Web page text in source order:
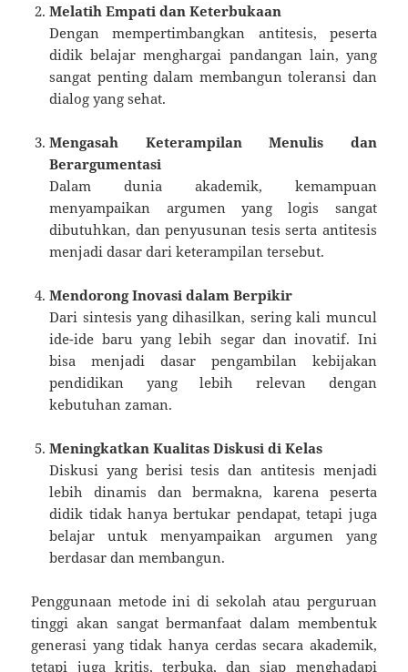
Melatih Empati dan Keterbukaan
Dengan mempertimbangkan antitesis, peserta
didik belajar menghargai pandangan lain, yang
sangat penting dalam membangun toleransi dan
dialog yang sehat.
Mengasah Keterampilan Menulis dan
Berargumentasi
Dalam dunia akademik, kemampuan
menyampaikan argumen yang logis sangat
dibutuhkan, dan penyusunan tesis serta antitesis
menjadi dasar dari keterampilan tersebut.
Mendorong Inovasi dalam Berpikir
Dari sintesis yang dihasilkan, sering kali muncul
ide-ide baru yang lebih segar dan inovatif. Ini
bisa menjadi dasar pengambilan kebijakan
pendidikan yang lebih relevan dengan
kebutuhan zaman.
Meningkatkan Kualitas Diskusi di Kelas
Diskusi yang berisi tesis dan antitesis menjadi
lebih dinamis dan bermakna, karena peserta
didik tidak hanya bertukar pendapat, tetapi juga
belajar untuk menyampaikan argumen yang
berdasar dan membangun.
Penggunaan metode ini di sekolah atau perguruan
tinggi akan sangat bermanfaat dalam membentuk
generasi yang tidak hanya cerdas secara akademik,
tetapi juga kritis, terbuka, dan siap menghadapi